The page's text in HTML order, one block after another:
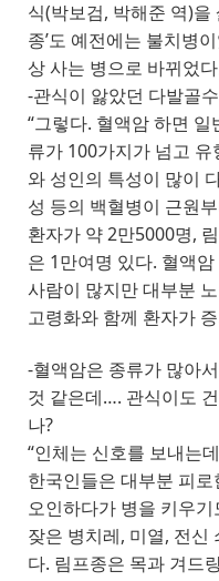
식(박보검, 박해준 역)을
종’도 예전에는 불치병
상 사는 병으로 바뀌었
-관식이 앓았던 다발골
“그렇다. 혈액암 하면
류가 100가지가 넘고
와 성인의 특성이 많이
성 등의 백혈병이 근원
환자가 약 2만5000명,
은 1만여명 있다. 혈액
사람이 많지만 대부분
고령화와 함께 환자가
-혈액암은 종류가 많아
것 같은데…. 관식이도
나?
“인체는 신호를 보내는
한국인들은 대부분 피
오인하다가 병을 키우
잦은 병치레, 미열, 전신
다. 림프종은 목과 겨드